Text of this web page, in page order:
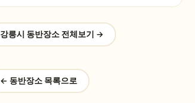
강릉시 동반장소 전체보기 →
← 동반장소 목록으로